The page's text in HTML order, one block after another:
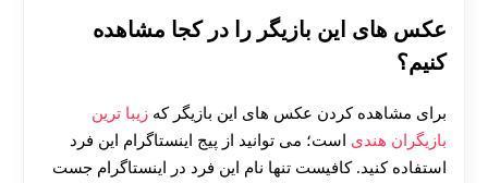
عکس های این بازیگر را در کجا مشاهده
کنیم؟
برای مشاهده کردن عکس های این بازیگر که زیبا ترین
بازیگران هندی است؛ می توانید از پیج اینستاگرام این فرد
استفاده کنید. کافیست تنها نام این فرد در اینستاگرام جست